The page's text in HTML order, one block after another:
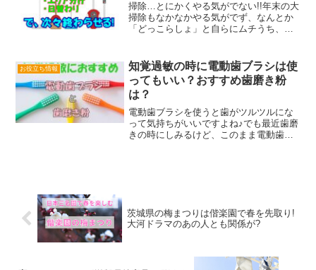
掃除…とにかくやる気がでない!!年末の大
掃除もなかなかやる気がでず、なんとか
「どっこらしょ」と自らにムチうち、掃
掃除が趣味」なんていう人もたま～にい
ますが、ほとんどの方に...
お役立ち情報
知覚過敏の時に電動歯ブラシは使
ってもいい？おすすめ歯磨き粉
は？
電動歯ブラシを使うと歯がツルツルにな
って気持ちがいいですよね♪でも最近歯磨
きの時にしみるけど、このまま電動歯ブ
茨城県の梅まつりは偕楽園で春を先取り!
大河ドラマのあの人とも関係が?